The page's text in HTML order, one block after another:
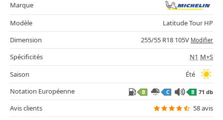
Marque
Modèle
Latitude Tour HP
Dimension
255/55 R18 105V Modifier
Spécificités N1 M+S
Saison
Été
Notation Européenne
B C B 71 db
Avis clients
58 avis